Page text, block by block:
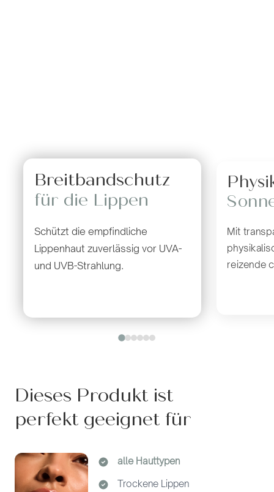
Breitbandschutz
für die Lippen
Schützt die empfindliche
Lippenhaut zuverlässig vor UVA-
und UVB-Strahlung.
Mit
reizende
Dieses Produkt ist
perfekt geeignet für
alle Hauttypen
Trockene Lippen